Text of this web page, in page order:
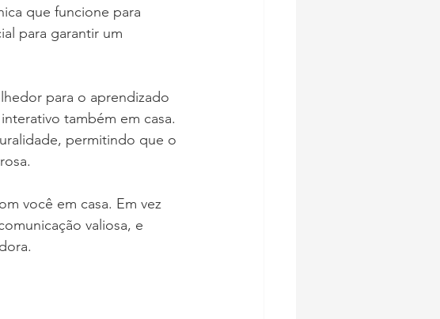
que funcione para
para garantir um
para o aprendizado
também em casa.
permitindo que o
você em casa. Em vez
valiosa, e